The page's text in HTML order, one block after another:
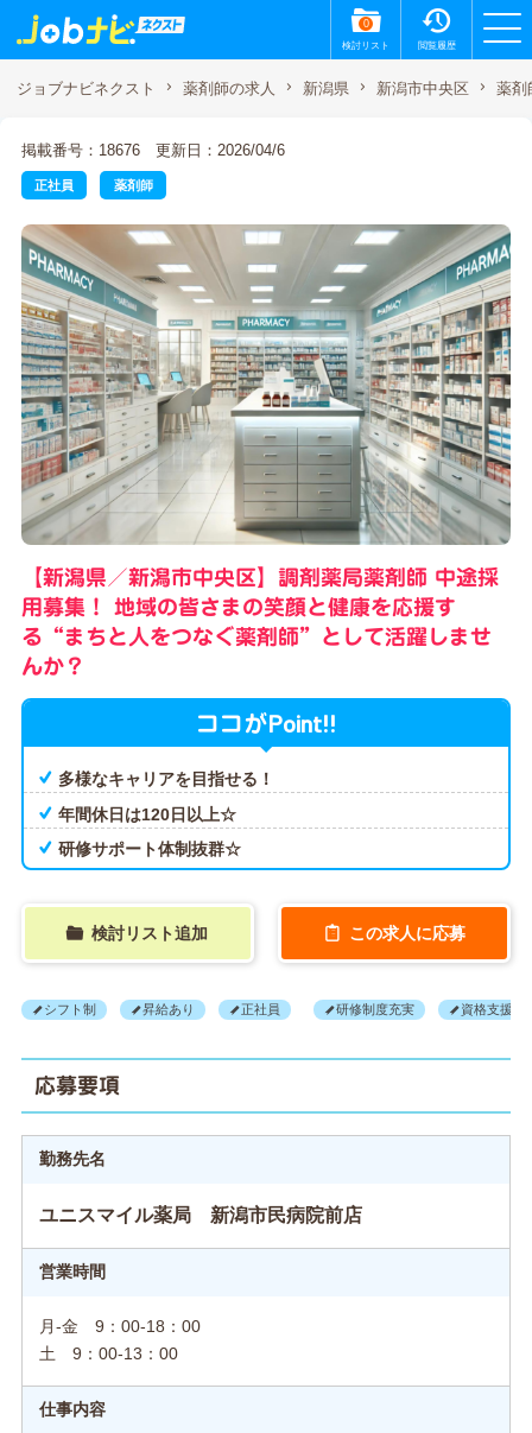
0
検討リスト 閲覧履歴
ジョブナビネクスト 薬剤師の求人 新潟県 新潟市中央区 薬剤
掲載番号：18676 更新日：2026/04/6
正社員 薬剤師
【新潟県／新潟市中央区】調剤薬局薬剤師 中途採
用募集！
地域の皆さまの笑顔と健康を応援す
る“まちと人をつなぐ薬剤師”として活躍しませ
んか？
ココがPoint!!
多様なキャリアを目指せる！
年間休日は120日以上☆
研修サポート体制抜群☆
検討リスト追加 この求人に応募
シフト制 昇給あり 正社員 研修制度充実 資格支援
応募要項
勤務先名
ユニスマイル薬局 新潟市民病院前店
営業時間
月-金 9：00-18：00
土 9：00‐13：00
仕事内容